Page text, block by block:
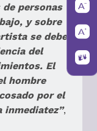
personas
y sobre
se debe
del
El
hombre
por el
inmediatez”,